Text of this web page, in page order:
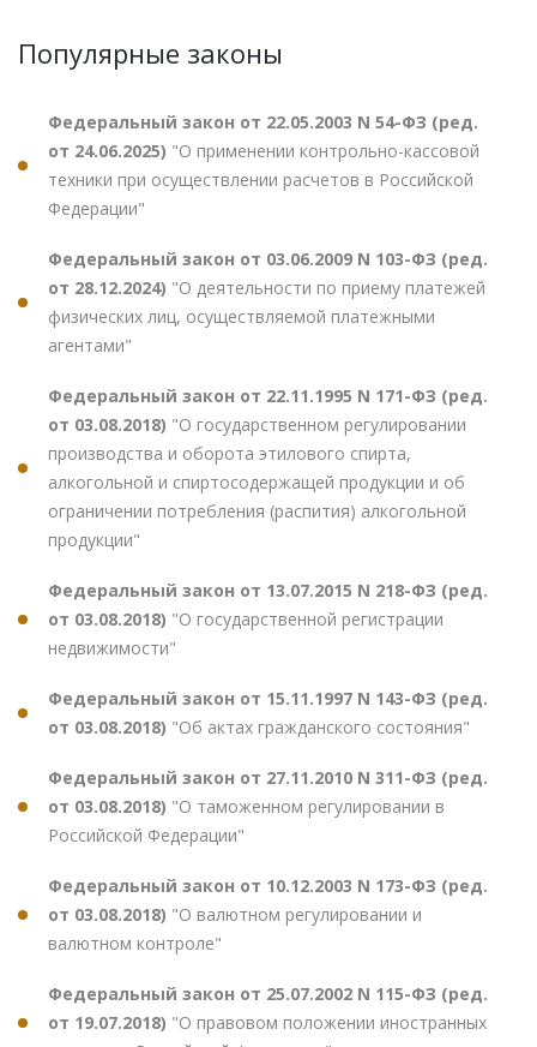
Популярные законы
Федеральный закон от 22.05.2003 N 54-ФЗ (ред.
от 24.06.2025) "О применении контрольно-кассовой
техники при осуществлении расчетов в Российской
Федерации"
Федеральный закон от 03.06.2009 N 103-ФЗ (ред.
от 28.12.2024) "О деятельности по приему платежей
физических лиц, осуществляемой платежными
агентами"
Федеральный закон от 22.11.1995 N 171-ФЗ (ред.
от 03.08.2018) "О государственном регулировании
производства и оборота этилового спирта,
алкогольной и спиртосодержащей продукции и об
ограничении потребления (распития) алкогольной
продукции"
Федеральный закон от 13.07.2015 N 218-ФЗ (ред.
от 03.08.2018) "О государственной регистрации
недвижимости"
Федеральный закон от 15.11.1997 N 143-ФЗ (ред.
от 03.08.2018) "Об актах гражданского состояния"
Федеральный закон от 27.11.2010 N 311-ФЗ (ред.
от 03.08.2018) "О таможенном регулировании в
Российской Федерации"
Федеральный закон от 10.12.2003 N 173-ФЗ (ред.
от 03.08.2018) "О валютном регулировании и
валютном контроле"
Федеральный закон от 25.07.2002 N 115-ФЗ (ред.
от 19.07.2018) "О правовом положении иностранных